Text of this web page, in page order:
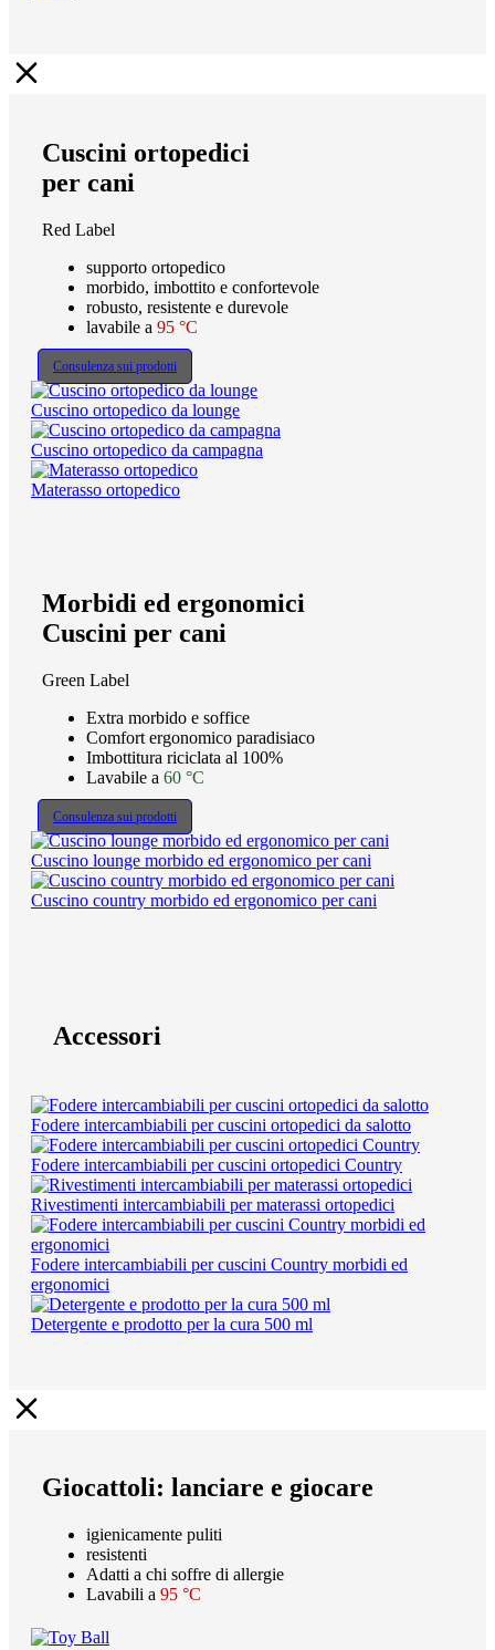
Cuscini ortopedici
per cani
Red Label
supporto ortopedico
morbido, imbottito e confortevole
robusto, resistente e durevole
lavabile a 95 °C
Consulenza sui prodotti
Cuscino ortopedico da lounge
Cuscino ortopedico da campagna
Materasso ortopedico
Morbidi ed ergonomici
Cuscini per cani
Green Label
Extra morbido e soffice
Comfort ergonomico paradisiaco
Imbottitura riciclata al 100%
Lavabile a 60 °C
Consulenza sui prodotti
Cuscino lounge morbido ed ergonomico per cani
Cuscino country morbido ed ergonomico per cani
Accessori
Fodere intercambiabili per cuscini ortopedici da salotto
Fodere intercambiabili per cuscini ortopedici Country
Rivestimenti intercambiabili per materassi ortopedici
Fodere intercambiabili per cuscini Country morbidi ed
ergonomici
Detergente e prodotto per la cura 500 ml
Giocattoli: lanciare e giocare
igienicamente puliti
resistenti
Adatti a chi soffre di allergie
Lavabili a 95 °C